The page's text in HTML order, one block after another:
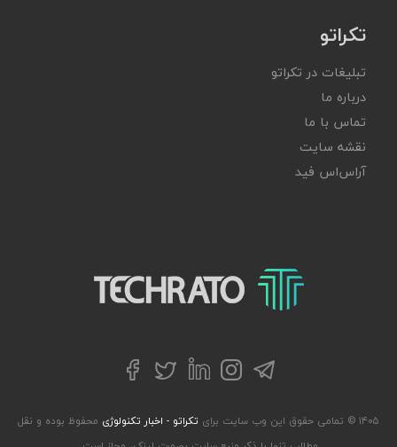
تکراتو
تبلیغات در تکراتو
درباره ما
تماس با ما
نقشه سایت
آر‌اس‌اس فید
تکراتو – زندگی با تکنولوژی
تلگراماینستاگرام
لینکداینتوییترفیسبوک
۱۴۰۵ © تمامی حقوق این وب سایت برای تکراتو - اخبار تکنولوژی محفوظ بوده و نقل